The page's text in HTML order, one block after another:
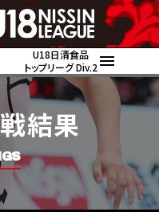
U18日清食品
トップリーグ Div.2
結果